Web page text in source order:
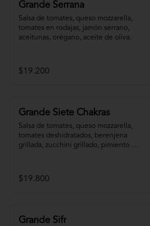
Grande Serrana
Salsa de tomates, queso mozzarella,
tomates en rodajas, jamón serrano,
aceitunas, orégano, aceite de oliva.
$19.200
Grande Siete Chakras
Salsa de tomates, queso mozzarella,
tomates deshidratados, berenjena
grillada, zucchini grillado, pimiento
$19.800
Grande Sifr